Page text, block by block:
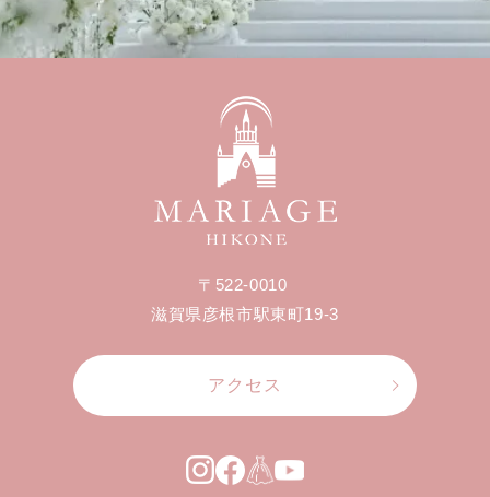
〒522-0010
滋賀県彦根市駅東町19-3
アクセス